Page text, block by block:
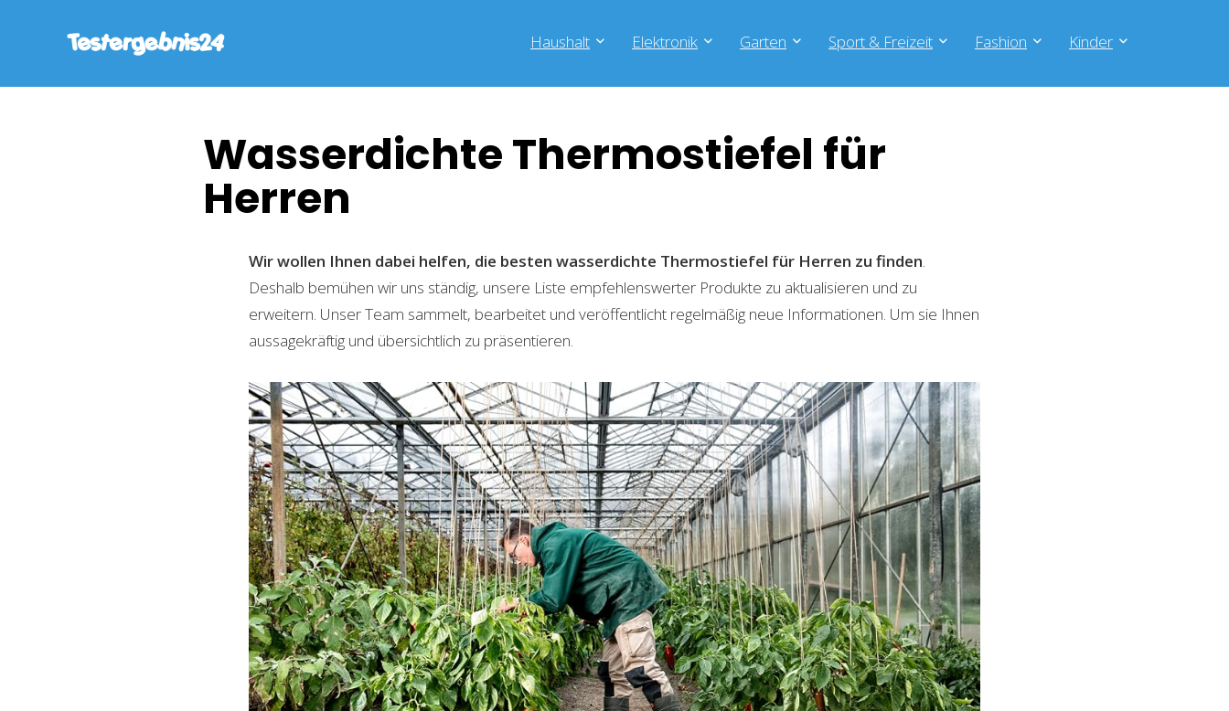
Haushalt Elektronik Garten Sport & Freizeit Fashion Kinder
Wasserdichte Thermostiefel für
Herren
Wir wollen Ihnen dabei helfen, die besten wasserdichte Thermostiefel für Herren zu finden.
Deshalb bemühen wir uns ständig, unsere Liste empfehlenswerter Produkte zu aktualisieren und zu
erweitern. Unser Team sammelt, bearbeitet und veröffentlicht regelmäßig neue Informationen. Um sie Ihnen
aussagekräftig und übersichtlich zu präsentieren.